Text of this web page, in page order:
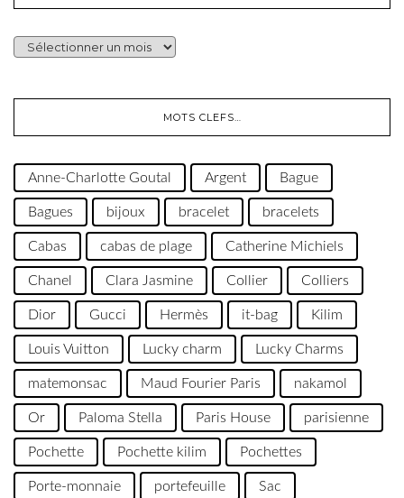
ARCHIVES…
MOTS CLEFS…
Anne-Charlotte Goutal Argent Bague
Bagues bijoux bracelet bracelets
Cabas cabas de plage Catherine Michiels
Chanel Clara Jasmine Collier Colliers
Dior Gucci Hermès it-bag Kilim
Louis Vuitton Lucky charm Lucky Charms
matemonsac Maud Fourier Paris nakamol
Or Paloma Stella Paris House parisienne
Pochette Pochette kilim Pochettes
Porte-monnaie portefeuille Sac